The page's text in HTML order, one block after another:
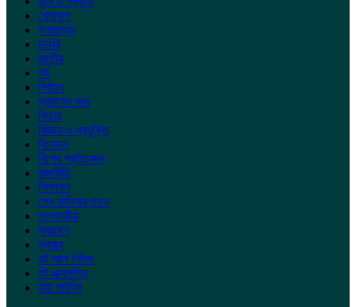
খেলাধুলা
গণমাধ্যম
চাকরি
জাতীয়
ধর্ম
নির্বাচন
প্রবাসের খবর
ফিচার
বিজ্ঞান ও প্রযুক্তি
বিনোদন
বিশেষ প্রতিবেদন
রাজনীতি
শিক্ষাঙ্গন
শেখ হাসিনার পতন
সম্পাদকীয়
সারাদেশ
স্বাস্থ্য
হট আপ নিউজ
হট এক্সলুসিভ
হাই লাইটস